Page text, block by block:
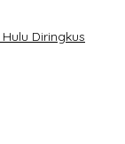
Diringkus